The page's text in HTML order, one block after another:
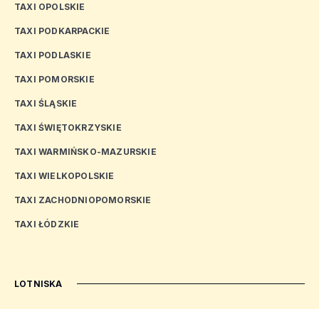
TAXI OPOLSKIE
TAXI PODKARPACKIE
TAXI PODLASKIE
TAXI POMORSKIE
TAXI ŚLĄSKIE
TAXI ŚWIĘTOKRZYSKIE
TAXI WARMIŃSKO-MAZURSKIE
TAXI WIELKOPOLSKIE
TAXI ZACHODNIOPOMORSKIE
TAXI ŁÓDZKIE
LOTNISKA